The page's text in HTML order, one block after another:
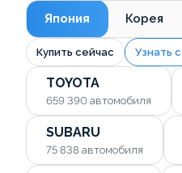
Япония Корея
Купить сейчас Узнать
TOYOTA
659 390 автомобиля
SUBARU
75 838 автомобиля